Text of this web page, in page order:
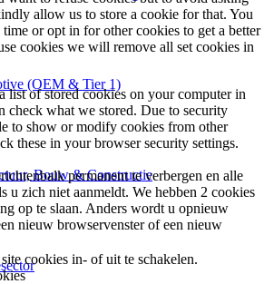
(OEM & Tier 1)
Bouw & Constructie
allow us to store a cookie for that. You
or opt in for other cookies to get a better
cookies we will remove all set cookies in
list of stored cookies on your computer in
check what we stored. Due to security
to show or modify cookies from other
these in your browser security settings.
permanent te verbergen en alle
u zich niet aanmeldt. We hebben 2 cookies
op te slaan. Anders wordt u opnieuw
nieuw browservenster of een nieuw
cookies in- of uit te schakelen.